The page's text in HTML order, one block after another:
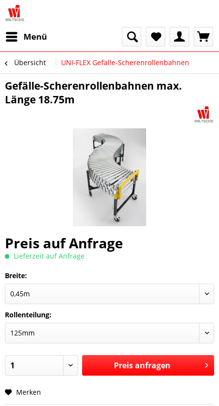
Menü
Übersicht UNI-FLEX Gefälle-Scherenrollenbahnen
Gefälle-Scherenrollenbahnen max.
Länge 18.75m
Preis auf Anfrage
Lieferzeit auf Anfrage
Breite:
Rollenteilung:
Preis anfragen
Preis anfragen
Merken